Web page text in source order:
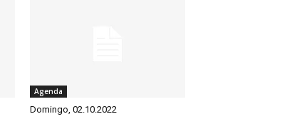
Agenda
Domingo, 02.10.2022